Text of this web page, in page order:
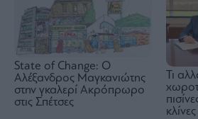
State of Change: Ο
Αλέξανδρος Μαγκανιώτης
στην γκαλερί Ακρόπρωρο
στις Σπέτσες
Τι